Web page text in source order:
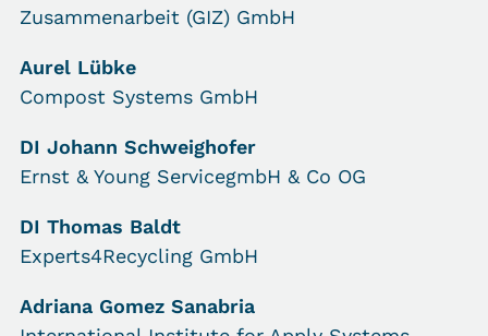
Zusammenarbeit (GIZ) GmbH
Aurel Lübke
Compost Systems GmbH
DI Johann Schweighofer
Ernst & Young ServicegmbH & Co OG
DI Thomas Baldt
Experts4Recycling GmbH
Adriana Gomez Sanabria